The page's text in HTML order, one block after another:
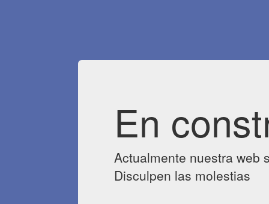
En
Actualmente nuestra web
Disculpen las molestias